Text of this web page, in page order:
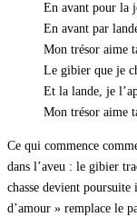
En avant pour la
En avant par
Mon trésor aime
Le gibier que je
Et la lande, je
Mon trésor aime
Ce qui commence
dans l’aveu : le gibier
chasse devient
d’amour » remplace le